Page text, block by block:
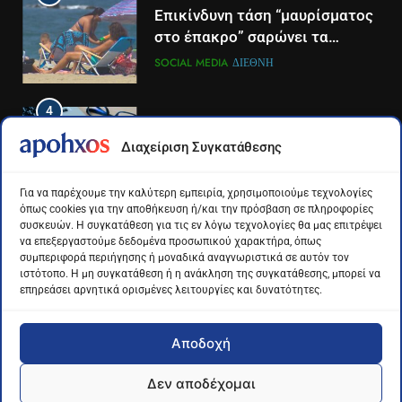
Διαχείριση Συγκατάθεσης
Για να παρέχουμε την καλύτερη εμπειρία, χρησιμοποιούμε τεχνολογίες
όπως cookies για την αποθήκευση ή/και την πρόσβαση σε πληροφορίες
συσκευών. Η συγκατάθεση για τις εν λόγω τεχνολογίες θα μας επιτρέψει
να επεξεργαστούμε δεδομένα προσωπικού χαρακτήρα, όπως
συμπεριφορά περιήγησης ή μοναδικά αναγνωριστικά σε αυτόν τον
ιστότοπο. Η μη συγκατάθεση ή η ανάκληση της συγκατάθεσης, μπορεί να
επηρεάσει αρνητικά ορισμένες λειτουργίες και δυνατότητες.
Αποδοχή
Δεν αποδέχομαι
Η Ελένη Παρασκευοπούλου η
νέα δημοσιογραφική προσθήκη
του ΣΚΑΪ στην Πάτρα
LIFESTYLE-MEDIA ΠΆΤΡΑ-ΔΥΤΙΚΉ ΕΛΛΆΔΑ
4
στον ΣΚΑΙ
5
Ο Παναγιώτης Στάθης στο
«τιμόνι» του κεντρικού δελτίου
ειδήσεων της ΕΡΤ
LIFESTYLE-MEDIA
Στον ΑΝΤ1 η Σία Κοσιώνη- Η
ανακοίνωση του σταθμού
Επικίνδυνη τάση “μαυρίσματος
στο έπακρο” σαρώνει τα
σόσιαλ
SOCIAL MEDIA ΔΙΕΘΝΉ
4
κοινωνικής δικτύωσης και οι
χρησιμοποιούνται
περισσότερο για ενημέρωση,
σε παγκόσμιο επίπεδο
5
Διάστημα: Εντοπίστηκαν για
πρώτη φορά ενδείξεις για τον
άνεμο που εκπέμπει η μαύρη
μας
ΔΙΕΘΝΉ ΕΠΙΣΤΉΜΗ
«στερεύουν» από χιόνι